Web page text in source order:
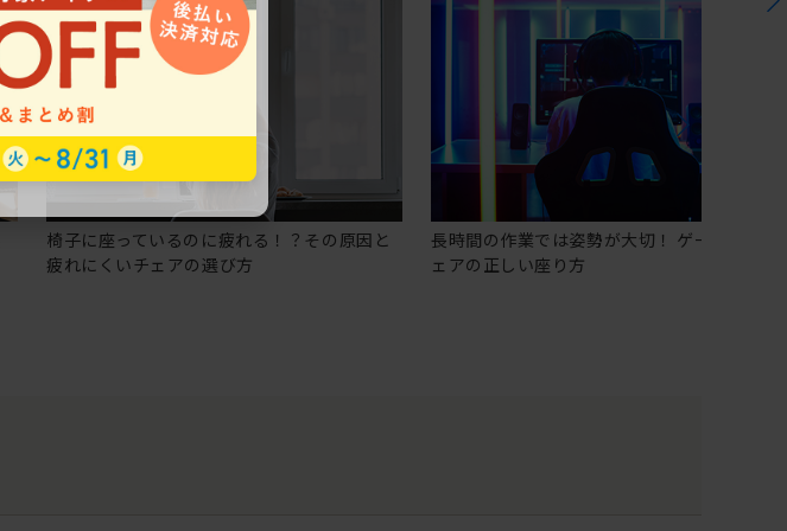
椅子に座っているのに疲れる！？その原因と
疲れにくいチェアの選び方
長時間の作業では姿勢が大切！ ゲーミングチ
ェアの正しい座り方